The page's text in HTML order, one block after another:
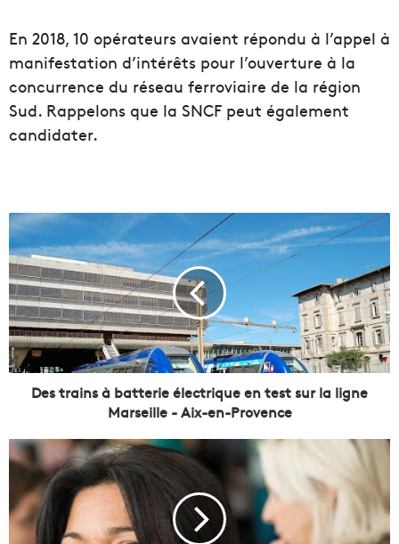
En 2018, 10 opérateurs avaient répondu à l’appel à
manifestation d’intérêts pour l’ouverture à la
concurrence du réseau ferroviaire de la région
Sud. Rappelons que la SNCF peut également
candidater.
D
e
s
t
r
a
i
n
s
t
t
r
i
Des trains à batterie électrique en test sur la ligne
Marseille - Aix-en-Provence
S
a
a